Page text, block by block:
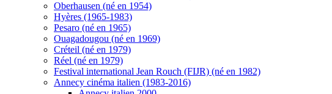
Oberhausen (né en 1954)
Hyères (1965-1983)
Pesaro (né en 1965)
Ouagadougou (né en 1969)
Créteil (né en 1979)
Réel (né en 1979)
Festival international Jean Rouch (FIJR) (né en 1982)
Annecy cinéma italien (1983-2016)